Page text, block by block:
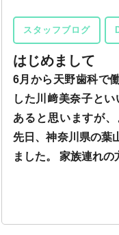
スタッフブログ
はじめまして
6月から天野歯科で
した川﨑美奈子と
あると思いますが、
先日、神奈川県の葉
ました。 家族連れ